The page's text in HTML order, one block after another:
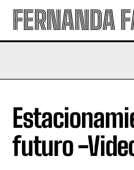
FERNANDA
futuro -